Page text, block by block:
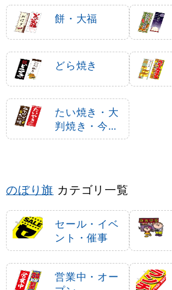
餅・大福
どら焼き
たい焼き・大
判焼き・今川
焼き
のぼり旗 カテゴリ一覧
セール・イベ
ント・催事
営業中・オー